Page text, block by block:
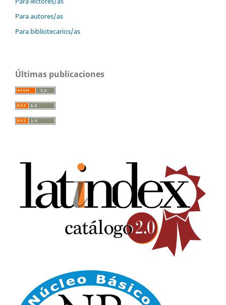
Para autores/as
Para bibliotecarios/as
Últimas publicaciones